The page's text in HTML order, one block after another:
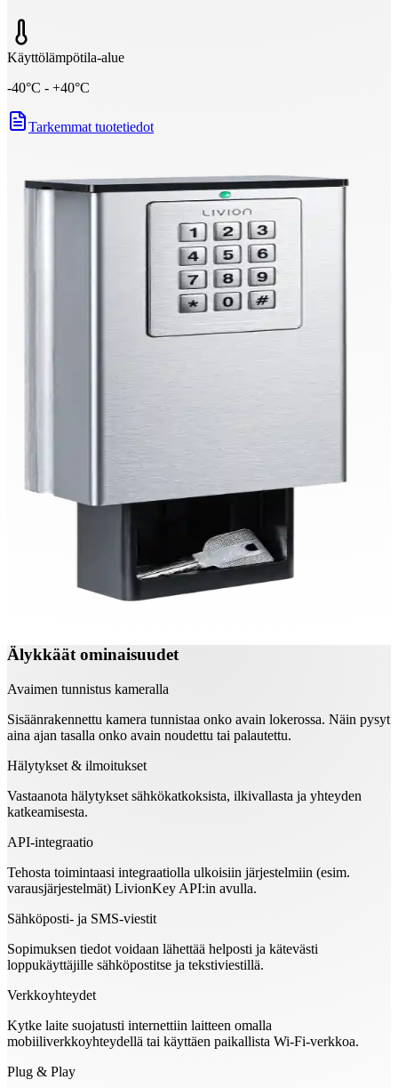
Käyttölämpötila-alue
-40°C - +40°C
Tarkemmat tuotetiedot
Älykkäät ominaisuudet
Avaimen tunnistus kameralla
Sisäänrakennettu kamera tunnistaa onko avain lokerossa. Näin pysyt
aina ajan tasalla onko avain noudettu tai palautettu.
Hälytykset & ilmoitukset
Vastaanota hälytykset sähkökatkoksista, ilkivallasta ja yhteyden
katkeamisesta.
API-integraatio
Tehosta toimintaasi integraatiolla ulkoisiin järjestelmiin (esim.
varausjärjestelmät) LivionKey API:in avulla.
Sähköposti- ja SMS-viestit
Sopimuksen tiedot voidaan lähettää helposti ja kätevästi
loppukäyttäjille sähköpostitse ja tekstiviestillä.
Verkkoyhteydet
Kytke laite suojatusti internettiin laitteen omalla
mobiiliverkkoyhteydellä tai käyttäen paikallista Wi-Fi-verkkoa.
Plug & Play